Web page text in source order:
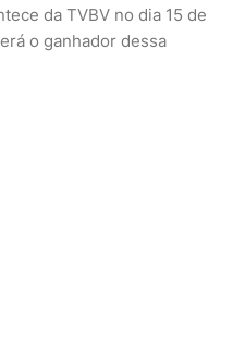
da TVBV no dia 15 de
o ganhador dessa